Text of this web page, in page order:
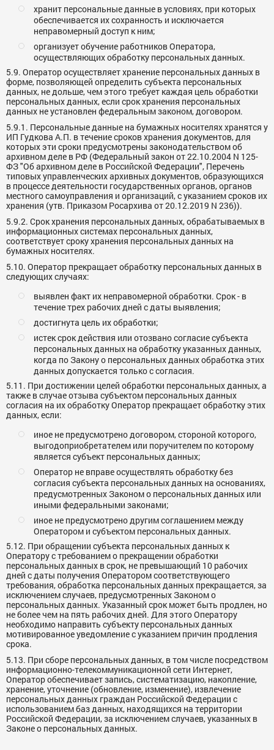
хранит персональные данные в условиях, при которых
обеспечивается их сохранность и исключается
неправомерный доступ к ним;
организует обучение работников Оператора,
осуществляющих обработку персональных данных.
5.9. Оператор осуществляет хранение персональных данных в
форме, позволяющей определить субъекта персональных
данных, не дольше, чем этого требует каждая цель обработки
персональных данных, если срок хранения персональных
данных не установлен федеральным законом, договором.
5.9.1. Персональные данные на бумажных носителях хранятся у
ИП Гудкова А.П. в течение сроков хранения документов, для
которых эти сроки предусмотрены законодательством об
архивном деле в РФ (Федеральный закон от 22.10.2004 N 125-
ФЗ "Об архивном деле в Российской Федерации", Перечень
типовых управленческих архивных документов, образующихся
в процессе деятельности государственных органов, органов
местного самоуправления и организаций, с указанием сроков их
хранения (утв. Приказом Росархива от 20.12.2019 N 236)).
5.9.2. Срок хранения персональных данных, обрабатываемых в
информационных системах персональных данных,
соответствует сроку хранения персональных данных на
бумажных носителях.
5.10. Оператор прекращает обработку персональных данных в
следующих случаях:
выявлен факт их неправомерной обработки. Срок - в
течение трех рабочих дней с даты выявления;
достигнута цель их обработки;
истек срок действия или отозвано согласие субъекта
персональных данных на обработку указанных данных,
когда по Закону о персональных данных обработка этих
данных допускается только с согласия.
5.11. При достижении целей обработки персональных данных, а
также в случае отзыва субъектом персональных данных
согласия на их обработку Оператор прекращает обработку этих
данных, если:
иное не предусмотрено договором, стороной которого,
выгодоприобретателем или поручителем по которому
является субъект персональных данных;
Оператор не вправе осуществлять обработку без
согласия субъекта персональных данных на основаниях,
предусмотренных Законом о персональных данных или
иными федеральными законами;
иное не предусмотрено другим соглашением между
Оператором и субъектом персональных данных.
5.12. При обращении субъекта персональных данных к
Оператору с требованием о прекращении обработки
персональных данных в срок, не превышающий 10 рабочих
дней с даты получения Оператором соответствующего
требования, обработка персональных данных прекращается, за
исключением случаев, предусмотренных Законом о
персональных данных. Указанный срок может быть продлен, но
не более чем на пять рабочих дней. Для этого Оператору
необходимо направить субъекту персональных данных
мотивированное уведомление с указанием причин продления
срока.
5.13. При сборе персональных данных, в том числе посредством
информационно-телекоммуникационной сети Интернет,
Оператор обеспечивает запись, систематизацию, накопление,
хранение, уточнение (обновление, изменение), извлечение
персональных данных граждан Российской Федерации с
использованием баз данных, находящихся на территории
Российской Федерации, за исключением случаев, указанных в
Законе о персональных данных.